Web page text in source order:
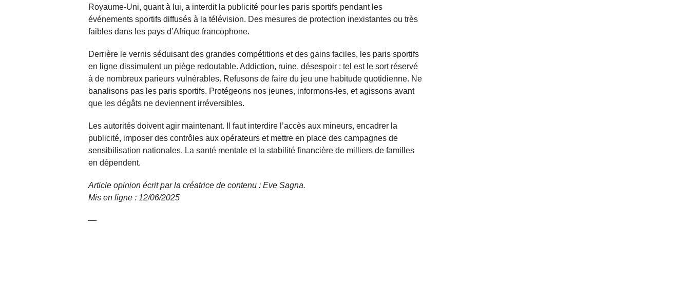
Royaume-Uni, quant à lui, a interdit la publicité pour les paris sportifs pendant les
événements sportifs diffusés à la télévision. Des mesures de protection inexistantes ou très
faibles dans les pays d’Afrique francophone.
Derrière le vernis séduisant des grandes compétitions et des gains faciles, les paris sportifs
en ligne dissimulent un piège redoutable. Addiction, ruine, désespoir : tel est le sort réservé
à de nombreux parieurs vulnérables. Refusons de faire du jeu une habitude quotidienne. Ne
banalisons pas les paris sportifs. Protégeons nos jeunes, informons-les, et agissons avant
que les dégâts ne deviennent irréversibles.
Les autorités doivent agir maintenant. Il faut interdire l’accès aux mineurs, encadrer la
publicité, imposer des contrôles aux opérateurs et mettre en place des campagnes de
sensibilisation nationales. La santé mentale et la stabilité financière de milliers de familles
en dépendent.
Article opinion écrit par la créatrice de contenu : Eve Sagna.
Mis en ligne : 12/06/2025
—